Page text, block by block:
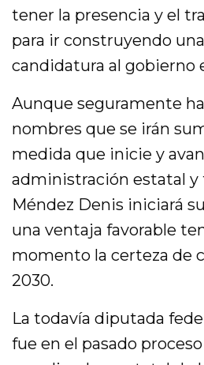
tener la presencia y el
para ir construyendo
candidatura al gobierno
Aunque seguramente
nombres que se irán
medida que inicie y
administración estatal y
Méndez Denis iniciará
una ventaja favorable
momento la certeza de
2030.
La todavía diputada
fue en el pasado